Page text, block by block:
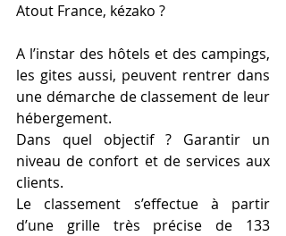
Atout France, kézako ?
A l’instar des hôtels et des campings,
les gites aussi, peuvent rentrer dans
une démarche de classement de leur
hébergement.
Dans quel objectif ? Garantir un
niveau de confort et de services aux
clients.
Le classement s’effectue à partir
d’une grille très précise de 133